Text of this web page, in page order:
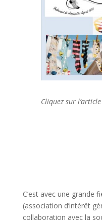
Cliquez sur
C’est avec une grande
(association d’intérêt
collaboration avec la